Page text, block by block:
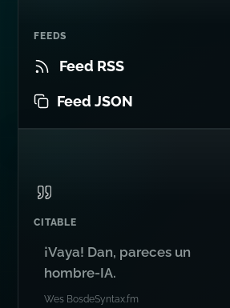
FEEDS
Feed RSS
Feed JSON
CITABLE
¡Vaya! Dan, pareces un
hombre-IA.
Wes BosdeSyntax.fm